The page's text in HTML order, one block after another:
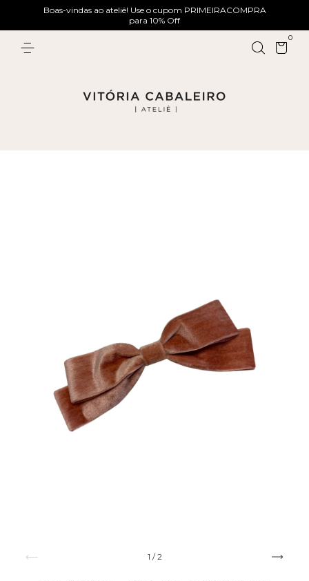
Boas-vindas ao ateliê! Use o cupom PRIMEIRACOMPRA
para 10% Off
0
1 /2